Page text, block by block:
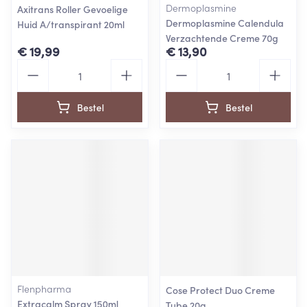
Axitrans Roller Gevoelige
Huid A/transpirant 20ml
€ 19,99
Bestel
Dermoplasmine
Dermoplasmine Calendula
Verzachtende Creme 70g
€ 13,90
Bestel
Flenpharma
Extracalm Spray 150ml
Cose Protect Duo Creme